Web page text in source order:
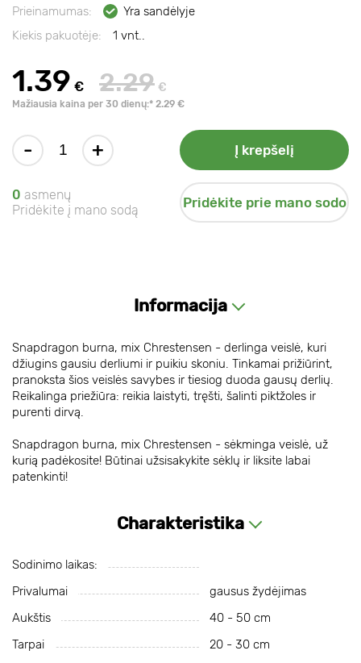
Prieinamumas:
Yra sandėlyje
Kiekis pakuotėje:
1 vnt..
1.39 € 2.29 €
Mažiausia kaina per 30 dienų:* 2.29 €
- + Į krepšelį
0 asmenų
Pridėkite į mano sodą
Pridėkite prie mano sodo
Informacija
Snapdragon burna, mix Chrestensen - derlinga veislė, kuri
džiugins gausiu derliumi ir puikiu skoniu. Tinkamai prižiūrint,
pranoksta šios veislės savybes ir tiesiog duoda gausų derlių.
Reikalinga priežiūra: reikia laistyti, tręšti, šalinti piktžoles ir
purenti dirvą.
Snapdragon burna, mix Chrestensen - sėkminga veislė, už
kurią padėkosite! Būtinai užsisakykite sėklų ir liksite labai
patenkinti!
Charakteristika
Sodinimo laikas:
Privalumai
gausus žydėjimas
Aukštis
40 - 50 cm
Tarpai
20 - 30 cm